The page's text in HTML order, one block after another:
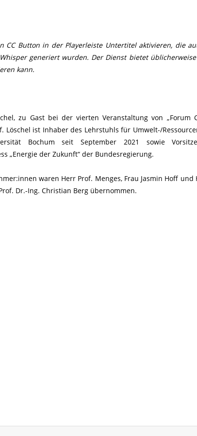
CC Button in der Playerleiste Untertitel aktivieren, die
generiert wurden. Der Dienst bietet
kann.
zu Gast bei der vierten Veranstaltung von „Forum
Löschel ist Inhaber des Lehrstuhls für Umwelt-/
Bochum seit September 2021 sowie
„Energie der Zukunft“ der Bundesregierung.
waren Herr Prof. Menges, Frau Jasmin Hoff und
Dr.-Ing. Christian Berg übernommen.